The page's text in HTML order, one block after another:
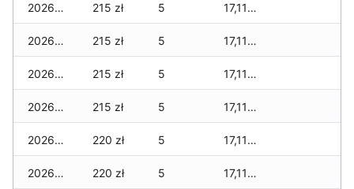
2026-04-30 215 zł 5 17,115 zł
2026-04-29 215 zł 5 17,115 zł
2026-04-28 215 zł 5 17,115 zł
2026-04-27 215 zł 5 17,115 zł
2026-04-26 220 zł 5 17,115 zł
2026-04-25 220 zł 5 17,115 zł